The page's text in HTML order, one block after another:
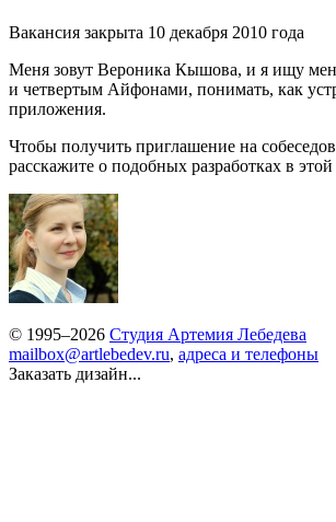
Вакансия закрыта 10 декабря 2010 года
Меня зовут Вероника Кышова, и я ищу
и четвертым Айфонами, понимать, как
приложения.
Чтобы получить приглашение на
расскажите о подобных разработках в
© 1995–2026 Студия Артемия Лебедева
mailbox@artlebedev.ru, адреса и телефоны
Заказать дизайн...